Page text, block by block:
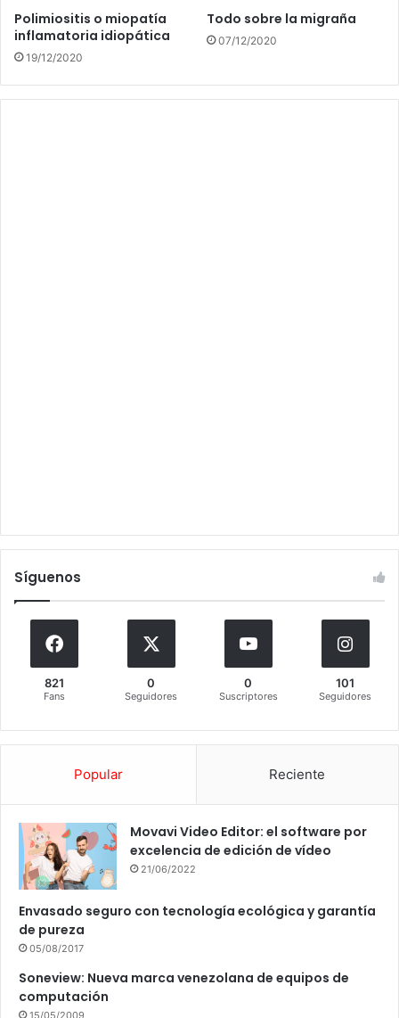
Polimiositis o miopatía
inflamatoria idiopática
19/12/2020
Todo sobre la migraña
07/12/2020
Síguenos
821
Fans
0
Seguidores
0
Suscriptores
101
Seguidores
Popular Reciente
Movavi Video Editor: el software por
excelencia de edición de vídeo
21/06/2022
Envasado seguro con tecnología ecológica y garantía
de pureza
05/08/2017
Soneview: Nueva marca venezolana de equipos de
computación
15/05/2009